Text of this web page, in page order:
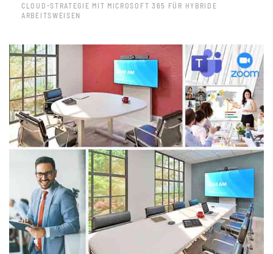
CLOUD-STRATEGIE MIT MICROSOFT 365 FÜR HYBRIDE
ARBEITSWEISEN